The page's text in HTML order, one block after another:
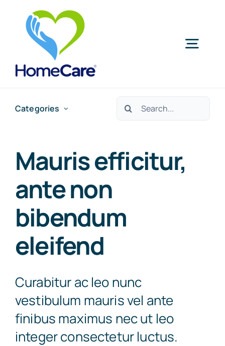
content
Servicii la domiciliu
Servicii de ambulanță
Cariere
Categories
Search
Mauris efficitur,
ante non
bibendum
eleifend
Curabitur ac leo nunc
vestibulum mauris vel ante
finibus maximus nec ut leo
integer consectetur luctus.